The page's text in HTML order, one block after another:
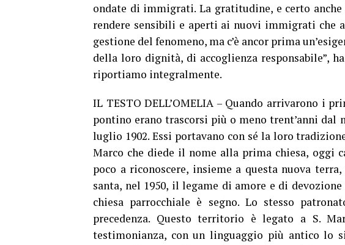
ondate di immigrati. La gratitudine, e certo
rendere sensibili e aperti ai nuovi immigrati che
gestione del fenomeno, ma c’è ancor prima
della loro dignità, di accoglienza responsabile”,
riportiamo integralmente.
IL TESTO DELL’OMELIA – Quando arrivarono i
pontino erano trascorsi più o meno trent’anni
luglio 1902. Essi portavano con sé la loro
Marco che diede il nome alla prima chiesa, oggi
poco a riconoscere, insieme a questa nuova
santa, nel 1950, il legame di amore e di
chiesa parrocchiale è segno. Lo stesso
precedenza. Questo territorio è legato a S.
testimonianza, con un linguaggio più antico lo